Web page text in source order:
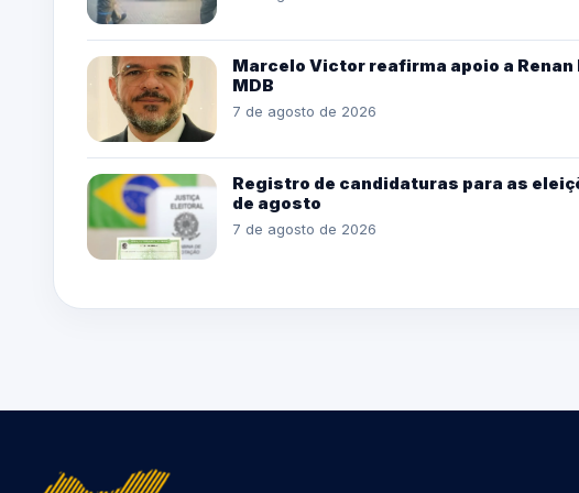
Marcelo Victor reafirma apoio a
MDB
7 de agosto de 2026
Registro de candidaturas para as
de agosto
7 de agosto de 2026